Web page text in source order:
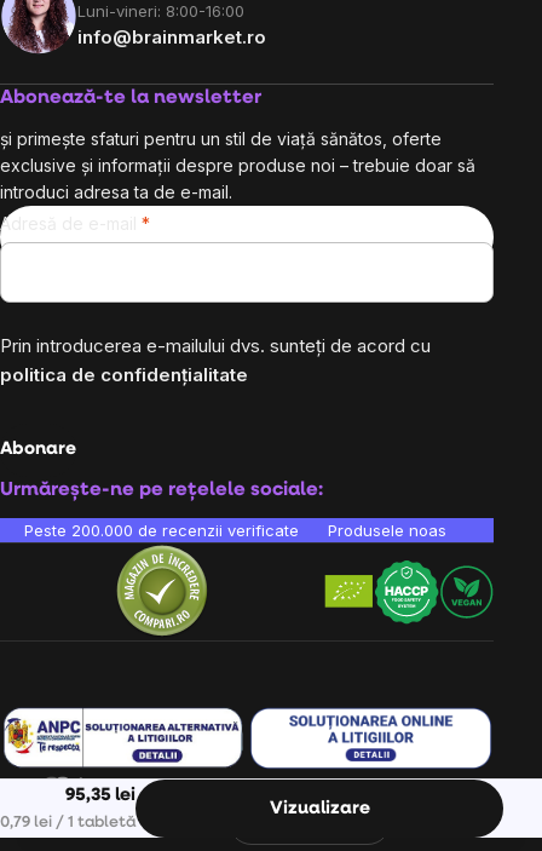
95,35 lei
Evaluare preţ:
0,79 lei / 1 tabletă
Vizualizare
Luni-vineri: 8:00-16:00
info@brainmarket.ro
Abonează-te la newsletter
și primește sfaturi pentru un stil de viață sănătos, oferte
exclusive și informații despre produse noi – trebuie doar să
introduci adresa ta de e-mail.
Adresă de e-mail
Prin introducerea e-mailului dvs. sunteți de acord cu
politica de confidențialitate
Abonare
Urmărește-ne pe rețelele sociale:
Peste 200.000 de recenzii verificate Produsele noastre sunt
Ne găsești în 9 țări din Europa: